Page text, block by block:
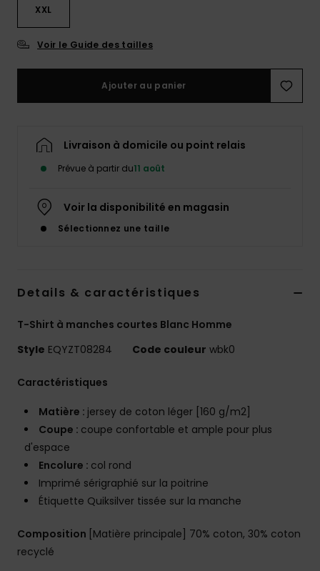
XXL
Voir le Guide des tailles
Ajouter au panier
Livraison à domicile ou point relais
Prévue à partir du11 août
Voir la disponibilité en magasin
Sélectionnez une taille
Details & caractéristiques
T-Shirt à manches courtes Blanc Homme
Style EQYZT08284 Code couleur wbk0
Caractéristiques
Matière : jersey de coton léger [160 g/m2]
Coupe : coupe confortable et ample pour plus
d'espace
Encolure : col rond
Imprimé sérigraphié sur la poitrine
Étiquette Quiksilver tissée sur la manche
Composition [Matière principale] 70% coton, 30% coton
recyclé